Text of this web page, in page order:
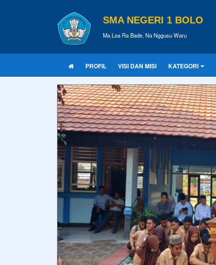
SMA NEGERI 1 BOLO
Ma Loa Ra Bade, Na Nggusu Waru
PROFIL VISI DAN MISI KATEGORI